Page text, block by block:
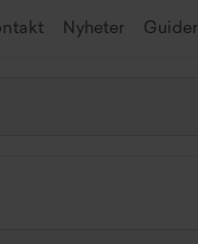
Nyheter Guider